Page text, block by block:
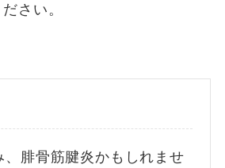
さい。
、腓骨筋腱炎かもしれませ